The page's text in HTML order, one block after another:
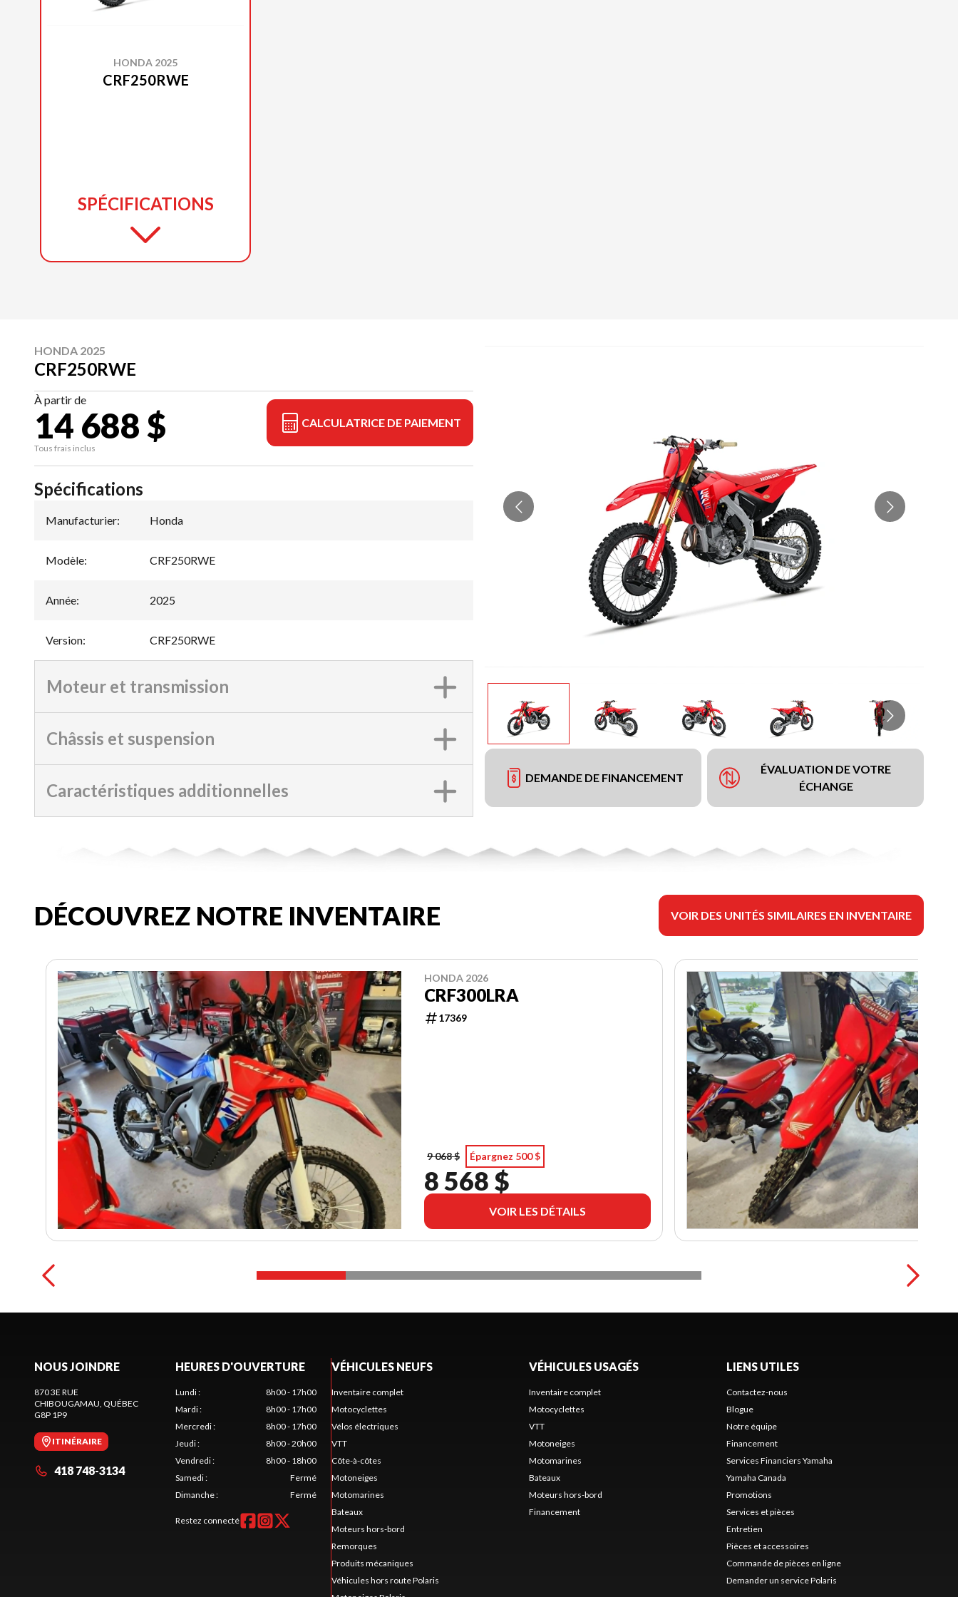
HONDA 2025
CRF250RWE
SPÉCIFICATIONS
HONDA 2025
CRF250RWE
À partir de
14 688 $
Tous frais inclus
CALCULATRICE DE PAIEMENT
DEMANDE DE FINANCEMENT
ÉVALUATION DE VOTRE
ÉCHANGE
Spécifications
Manufacturier: Honda
Modèle: CRF250RWE
Année: 2025
Version: CRF250RWE
Moteur et transmission
Châssis et suspension
Caractéristiques additionnelles
DÉCOUVREZ NOTRE INVENTAIRE VOIR DES UNITÉS SIMILAIRES EN INVENTAIRE
HONDA 2026
CRF300LRA
17369
9 068 $ Épargnez 500 $
8 568 $
VOIR LES DÉTAILS
NOUS JOINDRE
870 3E RUE
CHIBOUGAMAU , QUÉBEC
G8P 1P9
ITINÉRAIRE
418 748-3134
HEURES D'OUVERTURE
Lundi:
8h00 - 17h00
Mardi:
8h00 - 17h00
Mercredi:
8h00 - 17h00
Jeudi:
8h00 - 20h00
Vendredi:
8h00 - 18h00
Samedi:
Fermé
Dimanche: Fermé
Restez connecté
VÉHICULES NEUFS
Inventaire complet
Motocyclettes
Vélos électriques
VTT
Côte-à-côtes
Motoneiges
Motomarines
Bateaux
Moteurs hors-bord
Remorques
Produits mécaniques
Véhicules hors route Polaris
VÉHICULES USAGÉS
Inventaire complet
Motocyclettes
VTT
Motoneiges
Motomarines
Bateaux
Moteurs hors-bord
Financement
LIENS UTILES
Contactez-nous
Blogue
Notre équipe
Financement
Services Financiers Yamaha
Yamaha Canada
Promotions
Services et pièces
Entretien
Pièces et accessoires
Commande de pièces en ligne
Demander un service Polaris